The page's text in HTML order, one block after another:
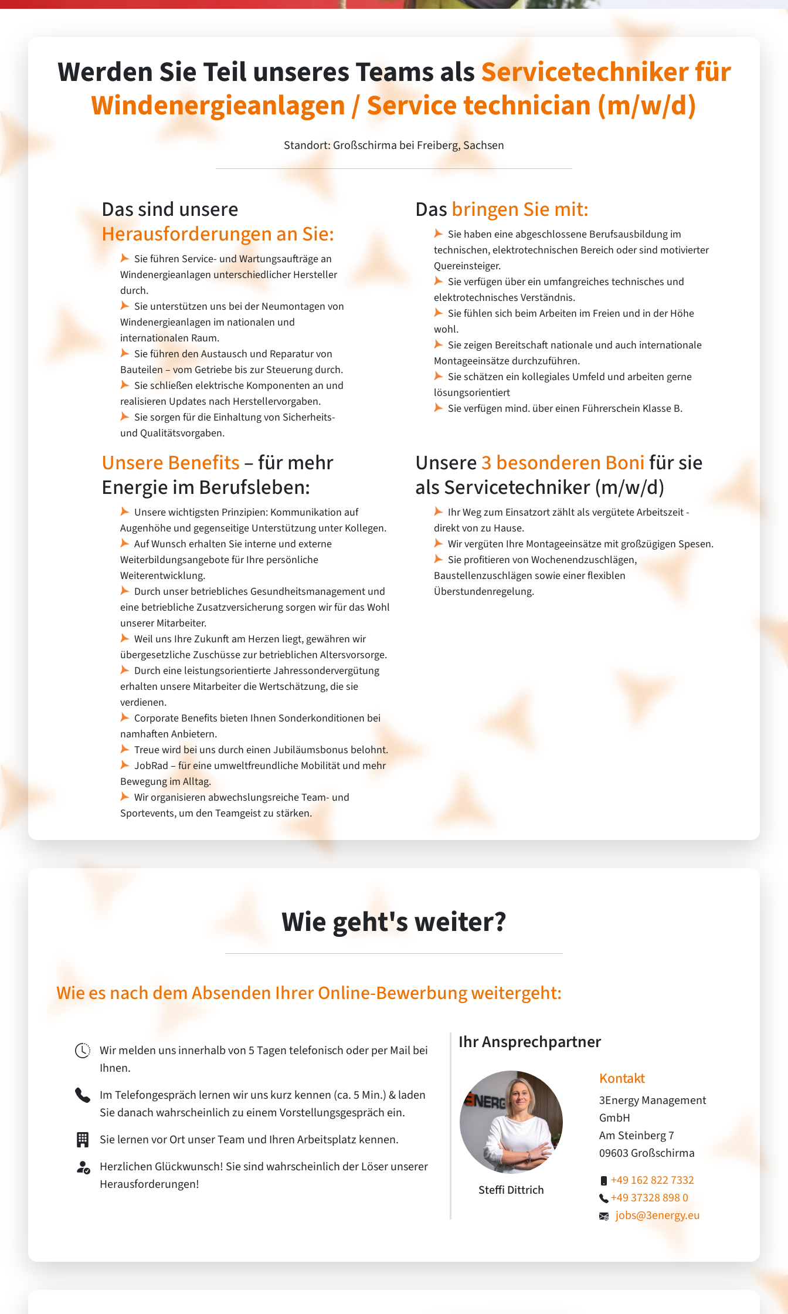
Werden Sie Teil unseres Teams alsServicetechniker für
Windenergieanlagen / Service technician (m/w/d)
Standort: Großschirma bei Freiberg, Sachsen
Das sind unsere
Herausforderungen an Sie:
Sie führen Service- und Wartungsaufträge an
Windenergieanlagen unterschiedlicher Hersteller
durch.
Sie unterstützen uns bei der Neumontagen von
Windenergieanlagen im nationalen und
internationalen Raum.
Sie führen den Austausch und Reparatur von
Bauteilen – vom Getriebe bis zur Steuerung durch.
Sie schließen elektrische Komponenten an und
realisieren Updates nach Herstellervorgaben.
Sie sorgen für die Einhaltung von Sicherheits-
und Qualitätsvorgaben.
Das bringen Sie mit:
Sie haben eine abgeschlossene Berufsausbildung im
technischen, elektrotechnischen Bereich oder sind motivierter
Quereinsteiger.
Sie verfügen über ein umfangreiches technisches und
elektrotechnisches Verständnis.
Sie fühlen sich beim Arbeiten im Freien und in der Höhe
wohl.
Sie zeigen Bereitschaft nationale und auch internationale
Montageeinsätze durchzuführen.
Sie schätzen ein kollegiales Umfeld und arbeiten gerne
lösungsorientiert
Sie verfügen mind. über einen Führerschein Klasse B.
Unsere Benefits– für mehr
Energie im Berufsleben:
Unsere wichtigsten Prinzipien: Kommunikation auf
Augenhöhe und gegenseitige Unterstützung unter Kollegen.
Auf Wunsch erhalten Sie interne und externe
Weiterbildungsangebote für Ihre persönliche
Weiterentwicklung.
Durch unser betriebliches Gesundheitsmanagement und
eine betriebliche Zusatzversicherung sorgen wir für das Wohl
unserer Mitarbeiter.
Weil uns Ihre Zukunft am Herzen liegt, gewähren wir
übergesetzliche Zuschüsse zur betrieblichen Altersvorsorge.
Durch eine leistungsorientierte Jahressondervergütung
erhalten unsere Mitarbeiter die Wertschätzung, die sie
verdienen.
Corporate Benefits bieten Ihnen Sonderkonditionen bei
namhaften Anbietern.
Treue wird bei uns durch einen Jubiläumsbonus belohnt.
JobRad – für eine umweltfreundliche Mobilität und mehr
Bewegung im Alltag.
Wir organisieren abwechslungsreiche Team- und
Sportevents, um den Teamgeist zu stärken.
Unsere3 besonderen Bonifür sie
als Servicetechniker (m/w/d)
Ihr Weg zum Einsatzort zählt als vergütete Arbeitszeit -
direkt von zu Hause.
Wir vergüten Ihre Montageeinsätze mit großzügigen Spesen.
Sie profitieren von Wochenendzuschlägen,
Baustellenzuschlägen sowie einer flexiblen
Überstundenregelung.
Wie geht's weiter?
Wie es nach dem Absenden Ihrer Online-Bewerbung weitergeht:
Wir melden uns innerhalb von 5 Tagen telefonisch oder per Mail bei
Ihnen.
Im Telefongespräch lernen wir uns kurz kennen (ca. 5 Min.) & laden
Sie danach wahrscheinlich zu einem Vorstellungsgespräch ein.
Sie lernen vor Ort unser Team und Ihren Arbeitsplatz kennen.
Herzlichen Glückwunsch! Sie sind wahrscheinlich der Löser unserer
Herausforderungen!
Ihr Ansprechpartner
Steffi Dittrich
Kontakt
3Energy Management
GmbH
Am Steinberg 7
09603 Großschirma
+49 162 822 7332
+49 37328 898 0
jobs@3energy.eu